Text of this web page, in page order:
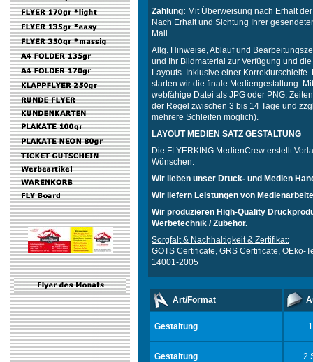
Zahlung: Mit Überweisung nach Erhalt
Nach Erhalt und Sichtung Ihrer
Mail.
Allg. Hinweise, Ablauf und
und Ihr Bildmaterial zur Verfügung und
Layouts. Inklusive einer
starten wir die finale Mediengestaltung.
webfähige Datei als JPG oder PNG.
der Regel zwischen 3 bis 14 Tage und
mehrere Schleifen möglich).
LAYOUT MEDIEN SATZ GESTALTUNG
Die FLYERKING MedienCrew erstellt
Wünschen.
Wir lieben unser Druck- und Medien
Wir liefern Leistungen von
Wir produzieren High-Quality
Werbetechnik / Zubehör.
Sorgfalt & Nachhaltigkeit & Zertifikat:
GOTS Certificate, GRS Certificate, OEko-
14001-2005
Art/Format
Gestaltung
Gestaltung 2